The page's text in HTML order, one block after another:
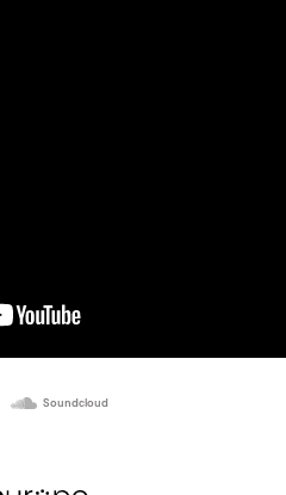
Soundcloud